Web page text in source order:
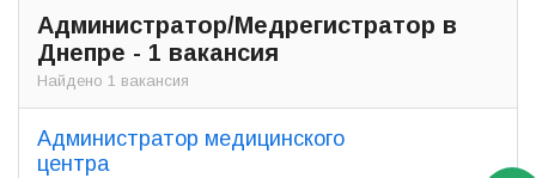
Администратор/Медрегистратор в
Днепре - 1 вакансия
Найдено 1 вакансия
Администратор медицинского
центра